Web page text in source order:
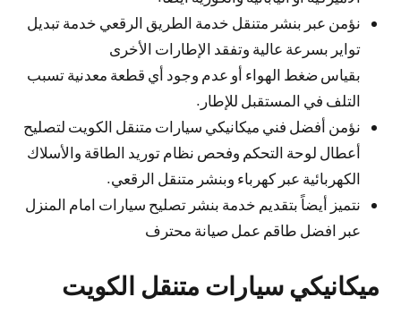
نؤمن عبر بنشر متنقل خدمة الطريق الرقعي خدمة تبديل
تواير بسرعة عالية وتفقد الإطارات الأخرى
بقياس ضغط الهواء أو عدم وجود أي قطعة معدنية تسبب
التلف في المستقبل للإطار.
نؤمن أفضل فني ميكانيكي سيارات متنقل الكويت لتصليح
أعطال لوحة التحكم وفحص نظام توريد الطاقة والأسلاك
الكهربائية عبر كهرباء وبنشر متنقل الرقعي.
نتميز أيضاً بتقديم خدمة بنشر تصليح سيارات امام المنزل
عبر افضل طاقم عمل صيانة محترف
ميكانيكي سيارات متنقل الكويت